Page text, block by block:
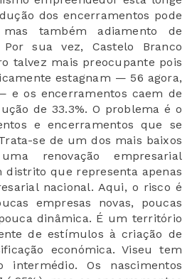
dos encerramentos pode
também adiamento de
sua vez, Castelo Branco
talvez mais preocupante pois
estagnam — 56 agora,
e os encerramentos caem de
de 33.3%. O problema é o
e encerramentos que se
se de um dos mais baixos
renovação empresarial
que representa apenas
nacional. Aqui, o risco é
empresas novas, poucas
dinâmica. É um território
de estímulos à criação de
económica. Viseu tem
intermédio. Os nascimentos